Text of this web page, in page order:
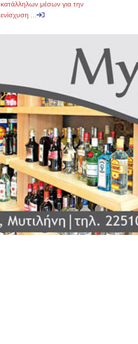
κατάλληλων μέσων για την
ενίσχυση ...